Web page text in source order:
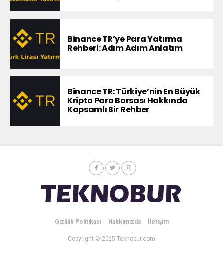
Binance TR’ye Para Yatırma
Rehberi: Adım Adım Anlatım
Binance TR: Türkiye’nin En Büyük
Kripto Para Borsası Hakkında
Kapsamlı Bir Rehber
Gizlilik Politikası Hakkımızda İletişim
Copyright © 2025 Teknobur.com